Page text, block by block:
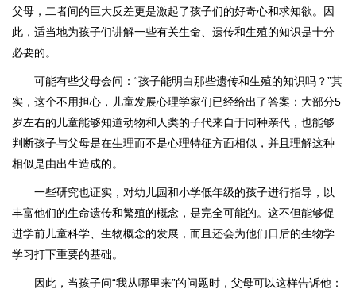
父母，二者间的巨大反差更是激起了孩子们的好奇心和求知欲。因
此，适当地为孩子们讲解一些有关生命、遗传和生殖的知识是十分
必要的。
可能有些父母会问：“孩子能明白那些遗传和生殖的知识吗？”其
实，这个不用担心，儿童发展心理学家们已经给出了答案：大部分5
岁左右的儿童能够知道动物和人类的子代来自于同种亲代，也能够
判断孩子与父母是在生理而不是心理特征方面相似，并且理解这种
相似是由出生造成的。
一些研究也证实，对幼儿园和小学低年级的孩子进行指导，以
丰富他们的生命遗传和繁殖的概念，是完全可能的。这不但能够促
进学前儿童科学、生物概念的发展，而且还会为他们日后的生物学
学习打下重要的基础。
因此，当孩子问“我从哪里来”的问题时，父母可以这样告诉他：